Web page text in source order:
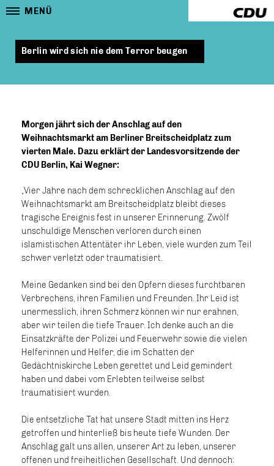
MENÜ
Berlin wird sich nie dem Terror beugen
Morgen jährt sich der Anschlag auf den
Weihnachtsmarkt am Berliner Breitscheidplatz zum
vierten Male. Dazu erklärt der Landesvorsitzende der
CDU Berlin, Kai Wegner:
Vier Jahre nach dem schrecklichen Anschlag auf den
Weihnachtsmarkt am Breitscheidplatz bleibt dieses
tragische Ereignis fest in unserer Erinnerung. Zwölf
unschuldige Menschen verloren durch einen
islamistischen Attentäter ihr Leben, viele wurden zum Teil
schwer verletzt oder traumatisiert.
Meine Gedanken sind bei den Opfern dieses furchtbaren
Verbrechens, ihren Familien und Freunden. Ihr Leid ist
unermesslich, ihren Schmerz können wir nur erahnen,
aber wir teilen die tiefe Trauer. Ich denke auch an die
Einsatzkräfte der Polizei und Feuerwehr sowie die vielen
Helferinnen und Helfer, die im Schatten der
Gedächtniskirche Leben gerettet und Leid gemindert
haben und dabei vom Erlebten teilweise selbst
traumatisiert wurden.
Die entsetzliche Tat hat unsere Stadt mitten ins Herz
getroffen und hinterließ bis heute tiefe Wunden. Der
Anschlag galt uns allen, unserer Art zu leben, unserer
offenen und freiheitlichen Gesellschaft. Und dennoch: